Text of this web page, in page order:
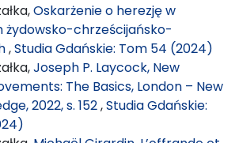
Oskarżenie o herezję w
żydowsko-chrześcijańsko-
,Studia Gdańskie: Tom 54 (2024)
Joseph P. Laycock, New
The Basics, London – New
2022, s. 152,Studia Gdańskie: